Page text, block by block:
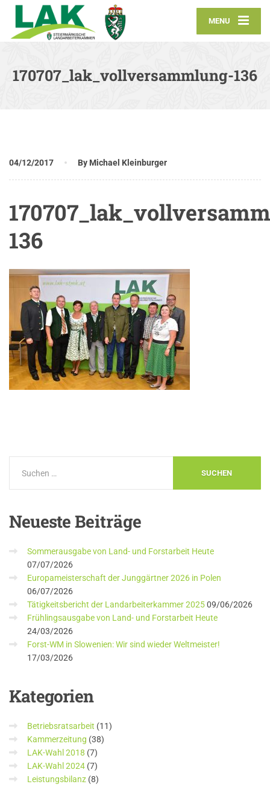
MENU
170707_lak_vollversammlung-136
04/12/2017 By Michael Kleinburger
136
NeuesteBeiträge
Sommerausgabe von Land- und Forstarbeit Heute
07/07/2026
Europameisterschaft der Junggärtner 2026 in Polen
06/07/2026
Tätigkeitsbericht der Landarbeiterkammer 202509/06/2026
Frühlingsausgabe von Land- und Forstarbeit Heute
24/03/2026
Forst-WM in Slowenien: Wir sind wieder Weltmeister!
17/03/2026
Kategorien
Betriebsratsarbeit (11)
Kammerzeitung (38)
LAK-Wahl 2018 (7)
LAK-Wahl 2024 (7)
Leistungsbilanz (8)